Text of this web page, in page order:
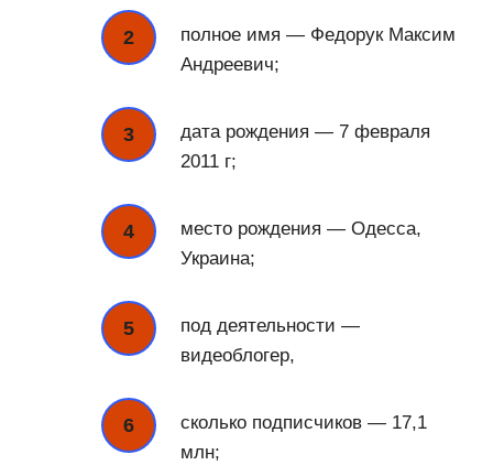
полное имя — Федорук Максим
Андреевич;
дата рождения — 7 февраля
2011 г;
место рождения — Одесса,
Украина;
под деятельности —
видеоблогер,
сколько подписчиков — 17,1
млн;